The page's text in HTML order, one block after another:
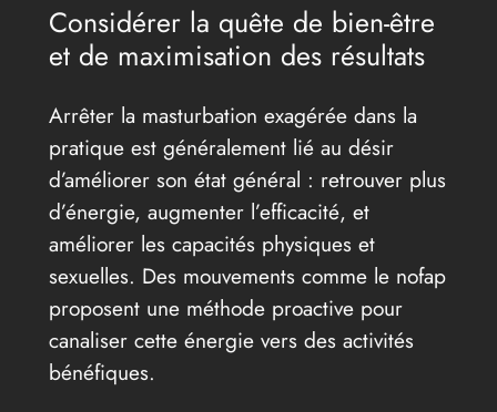
Considérer la quête de bien-être
et de maximisation des résultats
Arrêter la masturbation exagérée dans la
pratique est généralement lié au désir
d’améliorer son état général : retrouver plus
d’énergie, augmenter l’efficacité, et
améliorer les capacités physiques et
sexuelles. Des mouvements comme le nofap
proposent une méthode proactive pour
canaliser cette énergie vers des activités
bénéfiques.